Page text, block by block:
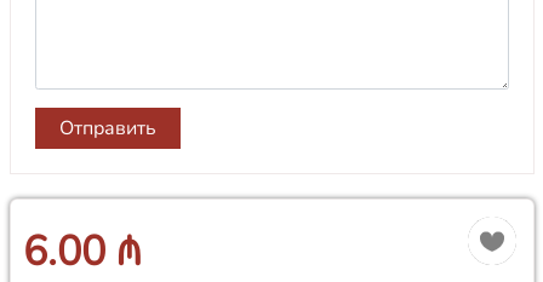
Отправить
6.00 ₼